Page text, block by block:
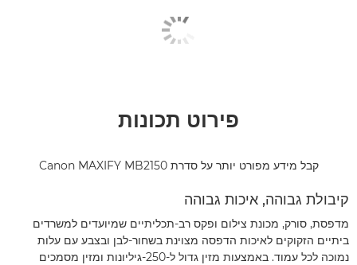
פירוט תכונות
קבל מידע מפורט יותר על סדרת Canon MAXIFY MB2150
קיבולת גבוהה, איכות גבוהה
מדפסת, סורק, מכונת צילום ופקס רב-תכליתיים שמיועדים למשרדים
ביתיים הזקוקים לאיכות הדפסה מצוינת בשחור-לבן ובצבע עם עלות
נמוכה לכל עמוד. באמצעות מזין גדול ל-250-גיליונות ומזין מסמכים